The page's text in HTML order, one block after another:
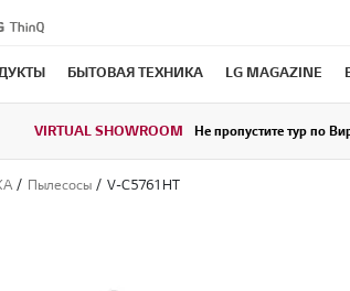
БЫТОВАЯ ТЕХНИКА LG MAGAZINE
VIRTUAL SHOWROOM Не пропустите тур по
Пылесосы V-C5761HT